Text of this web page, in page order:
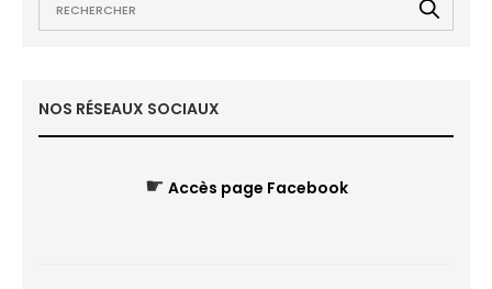
NOS RÉSEAUX SOCIAUX
☛ Accès page Facebook